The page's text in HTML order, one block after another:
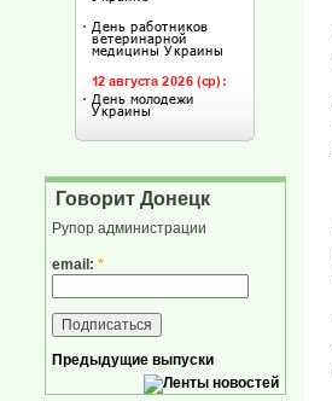
Говорит Донецк
Рупор администрации
email: *
Предыдущие выпуски